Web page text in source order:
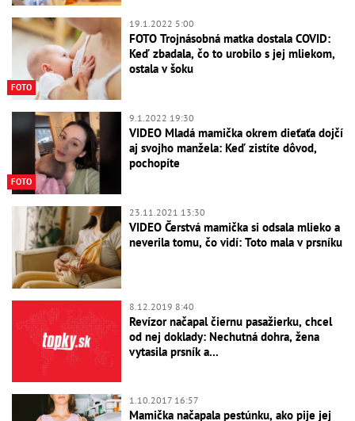
FOTO
19.1.2022 5:00
FOTO Trojnásobná matka dostala COVID:
Keď zbadala, čo to urobilo s jej mliekom,
ostala v šoku
FOTO
9.1.2022 19:30
VIDEO Mladá mamička okrem dieťaťa dojčí
aj svojho manžela: Keď zistíte dôvod,
pochopíte
23.11.2021 13:30
VIDEO Čerstvá mamička si odsala mlieko a
neverila tomu, čo vidí: Toto mala v prsníku
8.12.2019 8:40
Revízor načapal čiernu pasažierku, chcel
od nej doklady: Nechutná dohra, žena
vytasila prsník a...
1.10.2017 16:57
Mamička načapala pestúnku, ako pije jej